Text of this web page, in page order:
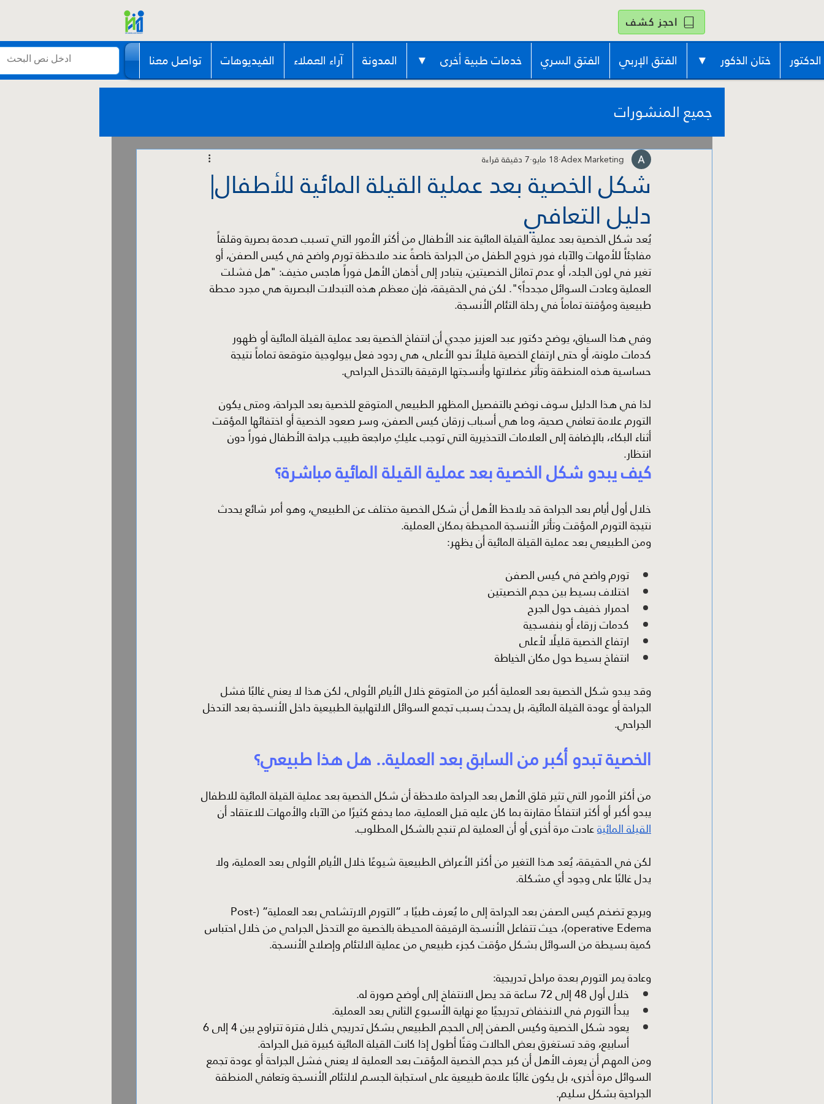
احجز كشف
ختان الذكور ▼ الفتق الإربي الفتق السري خدمات طبية أخرى ▼ المدونة آراء العملاء الفيديوهات تواصل معنا
جميع المنشورات
شكل الخصية بعد عملية القيلة المائية للأطفال|
دليل التعافي
Adex Marketing18 مايو 7 دقيقة قراءة
يُعد شكل الخصية بعد عملية القيلة المائية عند الأطفال من أكثر الأمور التي تسبب صدمة بصرية وقلقاً
مفاجئاً للأمهات والآباء فور خروج الطفل من الجراحة خاصةً عند ملاحظة تورم واضح في كيس الصفن، أو
تغير في لون الجلد، أو عدم تماثل الخصيتين، يتبادر إلى أذهان الأهل فوراً هاجس مخيف: "هل فشلت
العملية وعادت السوائل مجدداً؟". لكن في الحقيقة، فإن معظم هذه التبدلات البصرية هي مجرد محطة
طبيعية ومؤقتة تماماً في رحلة التئام الأنسجة.
وفي هذا السياق، يوضح دكتور عبد العزيز مجدي أن انتفاخ الخصية بعد عملية القيلة المائية أو ظهور
كدمات ملونة، أو حتى ارتفاع الخصية قليلاً نحو الأعلى، هي ردود فعل بيولوجية متوقعة تماماً نتيجة
حساسية هذه المنطقة وتأثر عضلاتها وأنسجتها الرقيقة بالتدخل الجراحي.
لذا في هذا الدليل سوف نوضح بالتفصيل المظهر الطبيعي المتوقع للخصية بعد الجراحة، ومتى يكون
التورم علامة تعافي صحية، وما هي أسباب زرقان كيس الصفن، وسر صعود الخصية أو اختفائها المؤقت
أثناء البكاء، بالإضافة إلى العلامات التحذيرية التي توجب عليكِ مراجعة طبيب جراحة الأطفال فوراً دون
انتظار.
كيف يبدو شكل الخصية بعد عملية القيلة المائية مباشرة؟
خلال أول أيام بعد الجراحة قد يلاحظ الأهل أن شكل الخصية مختلف عن الطبيعي، وهو أمر شائع يحدث
نتيجة التورم المؤقت وتأثر الأنسجة المحيطة بمكان العملية.
ومن الطبيعي بعد عملية القيلة المائية أن يظهر:
تورم واضح في كيس الصفن
اختلاف بسيط بين حجم الخصيتين
احمرار خفيف حول الجرح
كدمات زرقاء أو بنفسجية
ارتفاع الخصية قليلًا لأعلى
انتفاخ بسيط حول مكان الخياطة
وقد يبدو شكل الخصية بعد العملية أكبر من المتوقع خلال الأيام الأولى، لكن هذا لا يعني غالبًا فشل
الجراحة أو عودة القيلة المائية، بل يحدث بسبب تجمع السوائل الالتهابية الطبيعية داخل الأنسجة بعد التدخل
الجراحي.
الخصية تبدو أكبر من السابق بعد العملية.. هل هذا طبيعي؟
من أكثر الأمور التي تثير قلق الأهل بعد الجراحة ملاحظة أن شكل الخصية بعد عملية القيلة المائية للاطفال
يبدو أكبر أو أكثر انتفاخًا مقارنة بما كان عليه قبل العملية، مما يدفع كثيرًا من الآباء والأمهات للاعتقاد أن
القيلة المائية عادت مرة أخرى أو أن العملية لم تنجح بالشكل المطلوب.
لكن في الحقيقة، يُعد هذا التغير من أكثر الأعراض الطبيعية شيوعًا خلال الأيام الأولى بعد العملية، ولا
يدل غالبًا على وجود أي مشكلة.
ويرجع تضخم كيس الصفن بعد الجراحة إلى ما يُعرف طبيًا بـ “التورم الارتشاحي بعد العملية” (Post-
operative Edema)، حيث تتفاعل الأنسجة الرقيقة المحيطة بالخصية مع التدخل الجراحي من خلال احتباس
كمية بسيطة من السوائل بشكل مؤقت كجزء طبيعي من عملية الالتئام وإصلاح الأنسجة.
وعادة يمر التورم بعدة مراحل تدريجية:
خلال أول 48 إلى 72 ساعة قد يصل الانتفاخ إلى أوضح صورة له.
يبدأ التورم في الانخفاض تدريجيًا مع نهاية الأسبوع الثاني بعد العملية.
أسابيع، وقد تستغرق بعض الحالات وقتًا أطول إذا كانت القيلة المائية كبيرة قبل الجراحة.
ومن المهم أن يعرف الأهل أن كبر حجم الخصية المؤقت بعد العملية لا يعني فشل الجراحة أو عودة تجمع
السوائل مرة أخرى، بل يكون غالبًا علامة طبيعية على استجابة الجسم لالتئام الأنسجة وتعافي المنطقة
الجراحية بشكل سليم.